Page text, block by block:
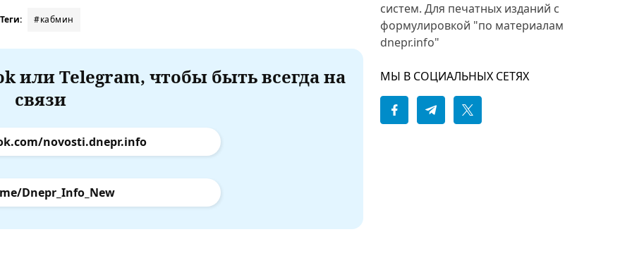
Теги: #кабмин
или Telegram, чтобы быть всегда на
связи
novosti.dnepr.info
Dnepr_Info_New
систем. Для печатных изданий с
формулировкой "по материалам
dnepr.info"
МЫ В СОЦИАЛЬНЫХ СЕТЯХ